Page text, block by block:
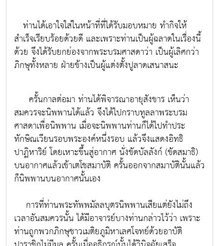
ท่านได้เอาใจใส่ในหน้าที่ที่ได้รับมอบหมาย ทำกิจให้
สำเร็จเรียบร้อยด้วยดี และเพราะท่านเป็นผู้ฉลาดในเรื่องนี้
ด้วย จึงได้รับยกย่องจากพระบรมศาสดาว่า เป็นผู้เลิศกว่า
ภิกษุทั้งหลาย ฝ่ายข้างเป็นผู้แต่งตั้งปูลาดเสนาสนะ
ครั้นกาลต่อมา ท่านได้พิจารณาอายุสังขาร เห็นว่า
สมควรจะนิพพานได้แล้ว จึงได้ไปกราบทูลลาพระบรม
ศาสดาเพื่อนิพพาน เมื่อจะนิพพานท่านก็ได้ไปทำประ
ทักษิณเวียนรอบพระองค์หนึ่งรอบ แล้วจึงแสดงอิทธิ
ปาฏิหาริย์ โดยเหาะขึ้นสู่อากาศ นั่งขัดบัลลังก์ (ขัดสมาธิ)
บนอากาศแล้วเข้าเตโชสมาบัติ ครั้นออกจากสมาบัตินั้นแล้ว
ก็นิพพานบนอากาศนั้นเอง
การที่ท่านพระทัพพมัลลบุตรนิพพานเสียแต่ยังไม่ถึง
เวลาอันสมควรนั้น ได้มีอาจารย์บางท่านกล่าวไว้ว่า เพราะ
ท่านถูกพวกภิกษุชาวเมติยภูมิหาเลศโจทย์ด้วยอาบัติ